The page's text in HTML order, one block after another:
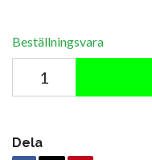
Beställningsvara
Dela